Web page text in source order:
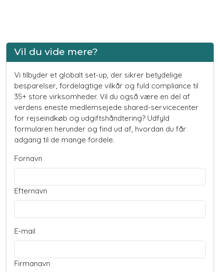
Vil du vide mere?
Vi tilbyder et globalt set-up, der sikrer betydelige
besparelser, fordelagtige vilkår og fuld compliance til
35+ store virksomheder. Vil du også være en del af
verdens eneste medlemsejede shared-servicecenter
for rejseindkøb og udgiftshåndtering? Udfyld
formularen herunder og find ud af, hvordan du får
adgang til de mange fordele.
Fornavn
Efternavn
E-mail
Firmanavn